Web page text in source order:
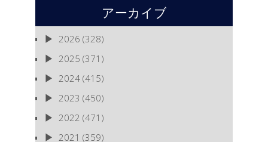
アーカイブ
2026 (328)
2025 (371)
2024 (415)
2023 (450)
2022 (471)
2021 (359)